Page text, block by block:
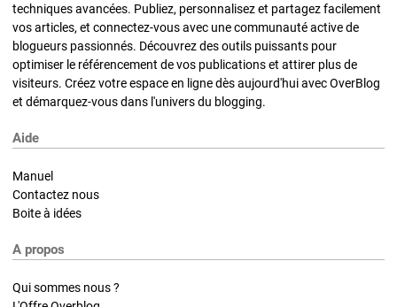
techniques avancées. Publiez, personnalisez et partagez facilement
vos articles, et connectez-vous avec une communauté active de
blogueurs passionnés. Découvrez des outils puissants pour
optimiser le référencement de vos publications et attirer plus de
visiteurs. Créez votre espace en ligne dès aujourd'hui avec OverBlog
et démarquez-vous dans l'univers du blogging.
Aide
Manuel
Contactez nous
Boite à idées
A propos
Qui sommes nous ?